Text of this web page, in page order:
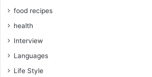
food recipes
health
Interview
Languages
Life Style